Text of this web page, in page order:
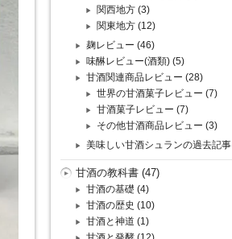
関西地方 (3)
関東地方 (12)
麹レビュー (46)
味醂レビュー(酒類) (5)
甘酒関連商品レビュー (28)
世界の甘酒菓子レビュー (7)
甘酒菓子レビュー (7)
その他甘酒商品レビュー (3)
美味しい甘酒シュランの過去記事
甘酒の教科書 (47)
甘酒の基礎 (4)
甘酒の歴史 (10)
甘酒と神道 (1)